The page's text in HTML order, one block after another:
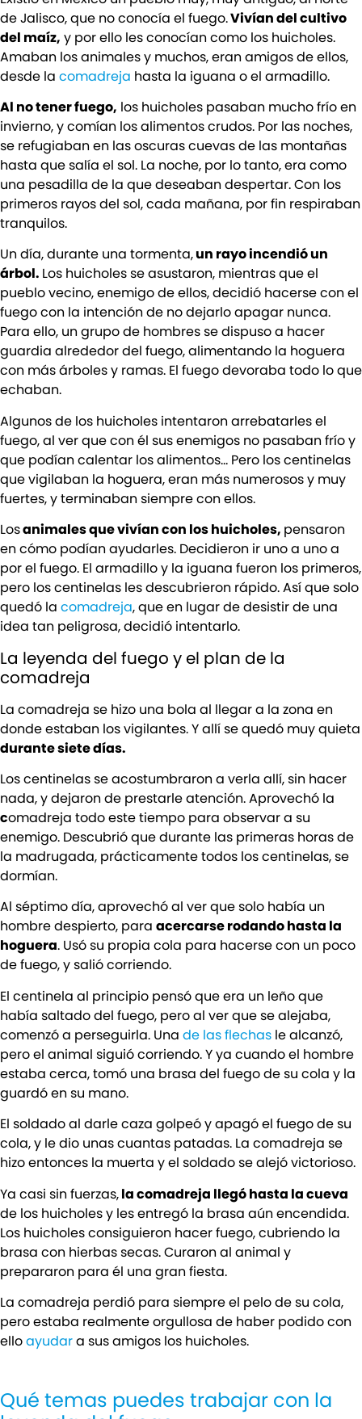
de Jalisco, que no conocía el fuego.Vivían del cultivo
del maíz, y por ello les conocían como los huicholes.
Amaban los animales y muchos, eran amigos de ellos,
desde la comadreja hasta la iguana o el armadillo.
Al no tener fuego, los huicholes pasaban mucho frío en
invierno, y comían los alimentos crudos. Por las noches,
se refugiaban en las oscuras cuevas de las montañas
hasta que salía el sol. La noche, por lo tanto, era como
una pesadilla de la que deseaban despertar. Con los
primeros rayos del sol, cada mañana, por fin respiraban
tranquilos.
Un día, durante una tormenta,un rayo incendió un
árbol. Los huicholes se asustaron, mientras que el
pueblo vecino, enemigo de ellos, decidió hacerse con el
fuego con la intención de no dejarlo apagar nunca.
Para ello, un grupo de hombres se dispuso a hacer
guardia alrededor del fuego, alimentando la hoguera
con más árboles y ramas. El fuego devoraba todo lo que
echaban.
Algunos de los huicholes intentaron arrebatarles el
fuego, al ver que con él sus enemigos no pasaban frío y
que podían calentar los alimentos… Pero los centinelas
que vigilaban la hoguera, eran más numerosos y muy
fuertes, y terminaban siempre con ellos.
Losanimales que vivían con los huicholes, pensaron
en cómo podían ayudarles. Decidieron ir uno a uno a
por el fuego. El armadillo y la iguana fueron los primeros,
pero los centinelas les descubrieron rápido. Así que solo
quedó la comadreja, que en lugar de desistir de una
idea tan peligrosa, decidió intentarlo.
La leyenda del fuego y el plan de la
comadreja
La comadreja se hizo una bola al llegar a la zona en
donde estaban los vigilantes. Y allí se quedó muy quieta
durante siete días.
Los centinelas se acostumbraron a verla allí, sin hacer
nada, y dejaron de prestarle atención. Aprovechó la
comadreja todo este tiempo para observar a su
enemigo. Descubrió que durante las primeras horas de
la madrugada, prácticamente todos los centinelas, se
dormían.
Al séptimo día, aprovechó al ver que solo había un
hombre despierto, para acercarse rodando hasta la
hoguera. Usó su propia cola para hacerse con un poco
de fuego, y salió corriendo.
El centinela al principio pensó que era un leño que
había saltado del fuego, pero al ver que se alejaba,
comenzó a perseguirla. Una de las flechas le alcanzó,
pero el animal siguió corriendo. Y ya cuando el hombre
estaba cerca, tomó una brasa del fuego de su cola y la
guardó en su mano.
El soldado al darle caza golpeó y apagó el fuego de su
cola, y le dio unas cuantas patadas. La comadreja se
hizo entonces la muerta y el soldado se alejó victorioso.
Ya casi sin fuerzas,la comadreja llegó hasta la cueva
de los huicholes y les entregó la brasa aún encendida.
Los huicholes consiguieron hacer fuego, cubriendo la
brasa con hierbas secas. Curaron al animal y
prepararon para él una gran fiesta.
La comadreja perdió para siempre el pelo de su cola,
pero estaba realmente orgullosa de haber podido con
elloayudara sus amigos los huicholes.
Qué temas puedes trabajar con la